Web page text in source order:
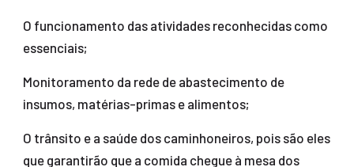
O funcionamento das atividades reconhecidas como
essenciais;
Monitoramento da rede de abastecimento de
insumos, matérias-primas e alimentos;
O trânsito e a saúde dos caminhoneiros, pois são eles
que garantirão que a comida chegue à mesa dos